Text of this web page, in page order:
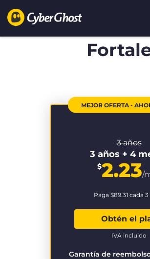
MEJOR OFERTA -
3 años
3 años + 4
$2.23/
Paga $89.31 cada 3
Obtén el
Garantía de
IVA incluido